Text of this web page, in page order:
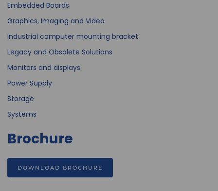
Embedded Boards
Graphics, Imaging and Video
Industrial computer mounting bracket
Legacy and Obsolete Solutions
Monitors and displays
Power Supply
Storage
Systems
Brochure
DOWNLOAD BROCHURE